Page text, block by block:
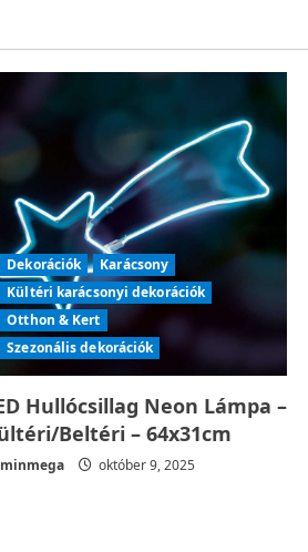
Dekorációk
Karácsony
Kültéri karácsonyi dekorációk
Otthon & Kert
Szezonális dekorációk
Hullócsillag Neon Lámpa –
Beltéri – 64x31cm
október 9, 2025